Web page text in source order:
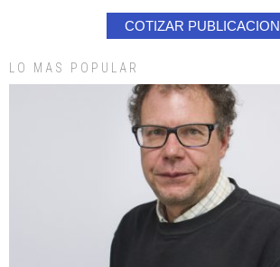
COTIZAR PUBLICACION
LO MAS POPULAR